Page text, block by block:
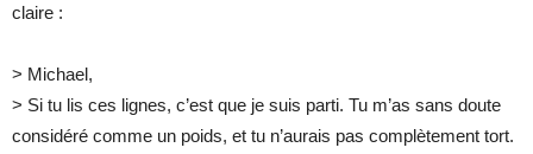
claire :
> Michael,
> Si tu lis ces lignes, c’est que je suis parti. Tu m’as sans doute
considéré comme un poids, et tu n’aurais pas complètement tort.